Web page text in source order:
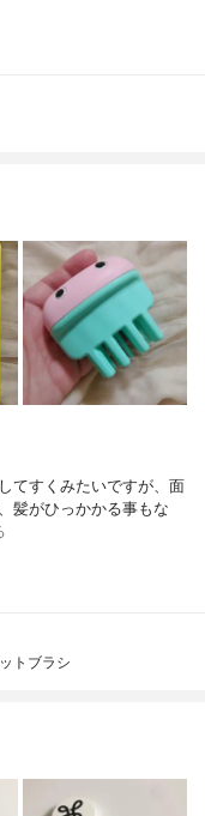
てすくみたいですが、面
髪がひっかかる事もな
トブラシ